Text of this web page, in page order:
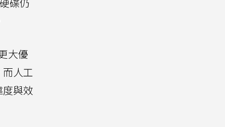
大優
人工
與效